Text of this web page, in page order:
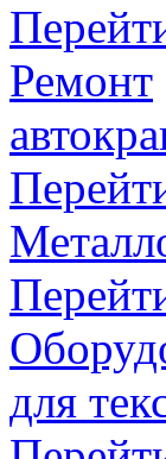
Ремонт
для